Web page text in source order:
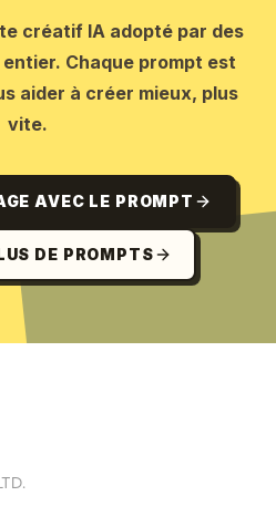
créatif IA adopté par des
Chaque prompt est
aider à créer mieux, plus
vite.
AVEC LE PROMPT
DE PROMPTS